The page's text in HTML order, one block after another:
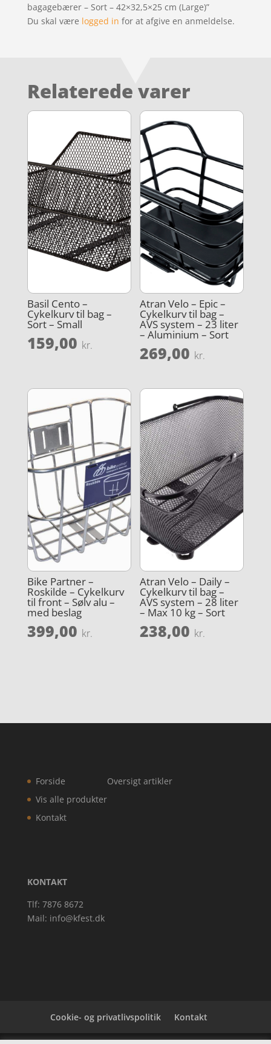
bagagebærer – Sort – 42×32,5×25 cm (Large)”
Du skal være logged in for at afgive en anmeldelse.
Relaterede varer
Basil Cento –
Cykelkurv til bag –
Sort – Small
159,00 kr.
Atran Velo – Epic –
Cykelkurv til bag –
AVS system – 23 liter
– Aluminium – Sort
269,00 kr.
Bike Partner –
Roskilde – Cykelkurv
til front – Sølv alu –
med beslag
399,00 kr.
Atran Velo – Daily –
Cykelkurv til bag –
AVS system – 28 liter
– Max 10 kg – Sort
238,00 kr.
Forside
Vis alle produkter
Kontakt
Oversigt artikler
KONTAKT
Tlf: 7876 8672
Mail: info@kfest.dk
Cookie- og privatlivspolitik Kontakt